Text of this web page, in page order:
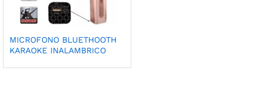
MICROFONO BLUETHOOTH
KARAOKE INALAMBRICO